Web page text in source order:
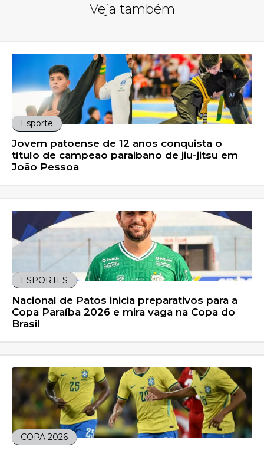
Veja também
Esporte
Jovem patoense de 12 anos conquista o
título de campeão paraibano de jiu-jitsu em
João Pessoa
ESPORTES
Nacional de Patos inicia preparativos para a
Copa Paraíba 2026 e mira vaga na Copa do
Brasil
COPA 2026